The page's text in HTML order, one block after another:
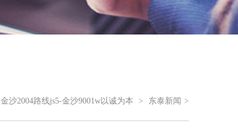
金沙2004路线js5-金沙9001w以诚为本 > 东泰新闻 >